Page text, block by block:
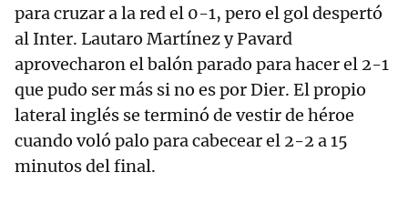
para cruzar a la red el 0-1, pero el gol despertó
al Inter. Lautaro Martínez y Pavard
aprovecharon el balón parado para hacer el 2-1
que pudo ser más si no es por Dier. El propio
lateral inglés se terminó de vestir de héroe
cuando voló palo para cabecear el 2-2 a 15
minutos del final.